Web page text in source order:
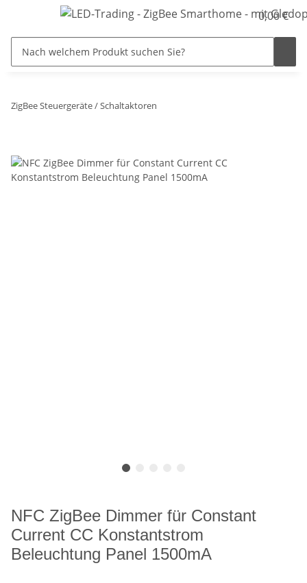
0,00 €
ZigBee Steuergeräte / Schaltaktoren
NFC ZigBee Dimmer für Constant
Current CC Konstantstrom
Beleuchtung Panel 1500mA